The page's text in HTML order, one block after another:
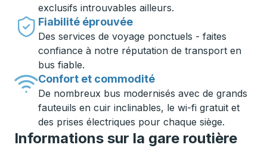
exclusifs introuvables ailleurs.
Fiabilité éprouvée
Des services de voyage ponctuels - faites
confiance à notre réputation de transport en
bus fiable.
Confort et commodité
De nombreux bus modernisés avec de grands
fauteuils en cuir inclinables, le wi-fi gratuit et
des prises électriques pour chaque siège.
Informations sur la gare routière